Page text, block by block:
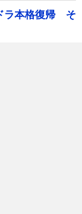
ラ本格復帰 そ